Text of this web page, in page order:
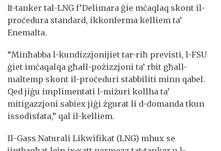
It-tanker tal-LNG f’Delimara ġie mċaqlaq skont il-
proċedura standard, ikkonferma kelliem ta’
Enemalta.
“Minħabba l-kundizzjonijiet tar-riħ previsti, l-FSU
ġiet imċaqalqa għall-pożizzjoni ta’ rbit għall-
maltemp skont il-proċeduri stabbiliti minn qabel.
Qed jiġu implimentati l-miżuri kollha ta’
mitigazzjoni sabiex jiġi żgurat li d-domanda tkun
issodisfata,” qal il-kelliem.
Il-Gass Naturali Likwifikat (LNG) mhux se